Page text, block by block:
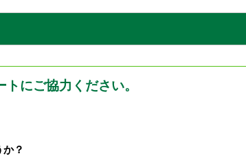
にご協力ください。
？